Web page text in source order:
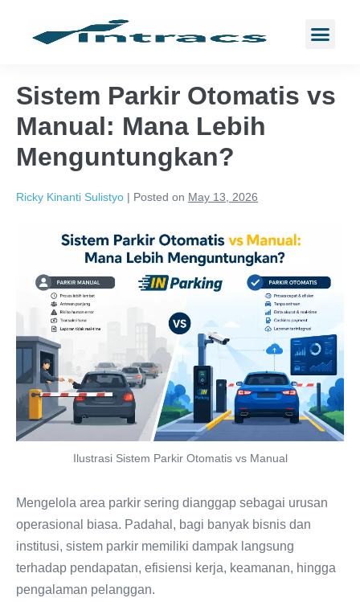
Sistem Parkir Otomatis vs
Manual: Mana Lebih
Menguntungkan?
Ricky Kinanti Sulistyo | Posted on May 13, 2026
Ilustrasi Sistem Parkir Otomatis vs Manual
Mengelola area parkir sering dianggap sebagai urusan
operasional biasa. Padahal, bagi banyak bisnis dan
institusi, sistem parkir memiliki dampak langsung
terhadap pendapatan, efisiensi kerja, keamanan, hingga
pengalaman pelanggan.